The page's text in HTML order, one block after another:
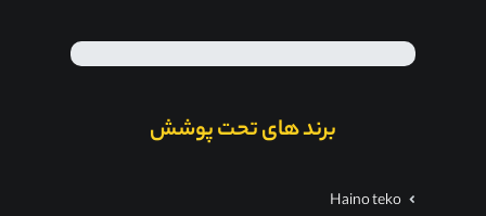
برند های تحت پوشش
Haino teko